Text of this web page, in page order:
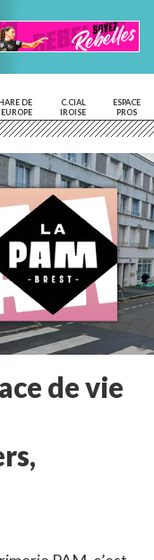
DE
C.CIAL
IROISE
ESPACE
PROS
de vie